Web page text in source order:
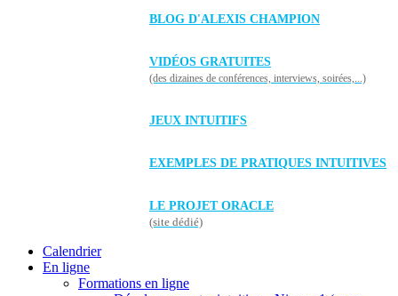
BLOG D'ALEXIS CHAMPION
VIDÉOS GRATUITES
(des dizaines de conférences, interviews, soirées,...)
JEUX INTUITIFS
EXEMPLES DE PRATIQUES INTUITIVES
LE PROJET ORACLE
(site dédié)
Calendrier
En ligne
Formations en ligne